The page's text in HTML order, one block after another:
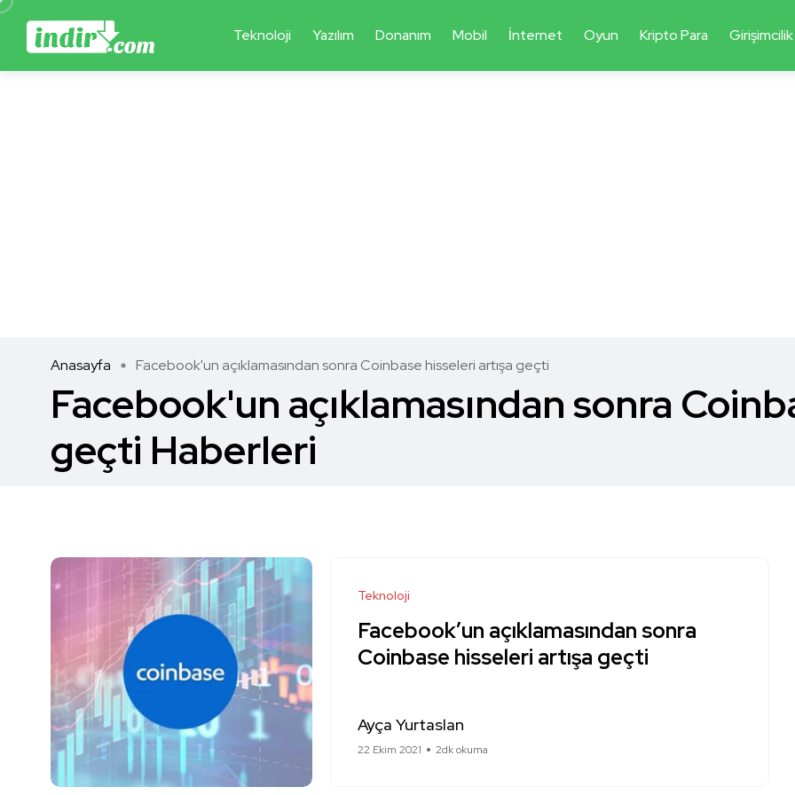
Teknoloji Yazılım Donanım Mobil İnternet Oyun Kripto Para Girişimcilik
Anasayfa Facebook'un açıklamasından sonra Coinbase hisseleri artışa geçti
Facebook'un açıklamasından sonra
geçti Haberleri
Teknoloji
Facebook’un açıklamasından sonra
Coinbase hisseleri artışa geçti
Ayça Yurtaslan
22 Ekim 2021 2dk okuma